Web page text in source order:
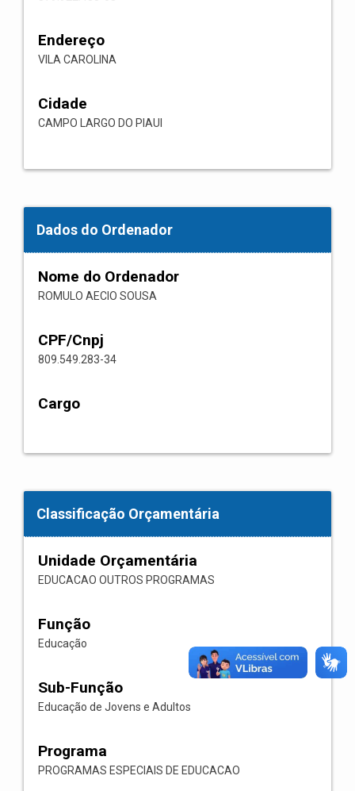
Endereço
VILA CAROLINA
Cidade
CAMPO LARGO DO PIAUI
Dados do Ordenador
Nome do Ordenador
ROMULO AECIO SOUSA
CPF/Cnpj
809.549.283-34
Cargo
Classificação Orçamentária
Unidade Orçamentária
EDUCACAO OUTROS PROGRAMAS
Função
Educação
Sub-Função
Educação de Jovens e Adultos
Programa
PROGRAMAS ESPECIAIS DE EDUCACAO